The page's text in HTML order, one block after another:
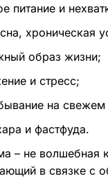
питание и
хроническая
образ жизни;
и стресс;
на свежем
и фастфуда.
– не волшебная
в связке с